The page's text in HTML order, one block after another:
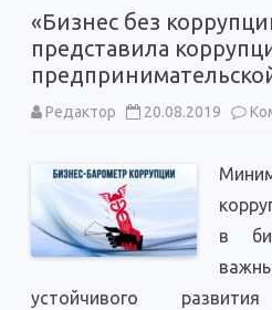
«Бизнес без
представила
Редактор 20.08.2019
в
устойчивого